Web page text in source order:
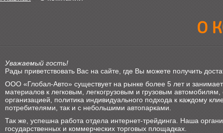
О
Уважаемый гость!
Рады приветствовать Вас на сайте, где Вы можете получить
ООО «Глобал-Авто» существует на рынке более 5 лет и
материалов к легковым, легкогрузовым и грузовым
организацией, политика индивидуального подхода к каждому
потребителями, так и с небольшими автопарками.
Так же, успешна работа отдела интернет-трейдинга. Наша
государственных и коммерческих торговых площадках.